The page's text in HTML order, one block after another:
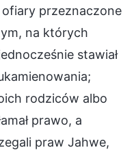
ofiary przeznaczone
na których
stawiał
rodziców albo
prawo, a
praw Jahwe,